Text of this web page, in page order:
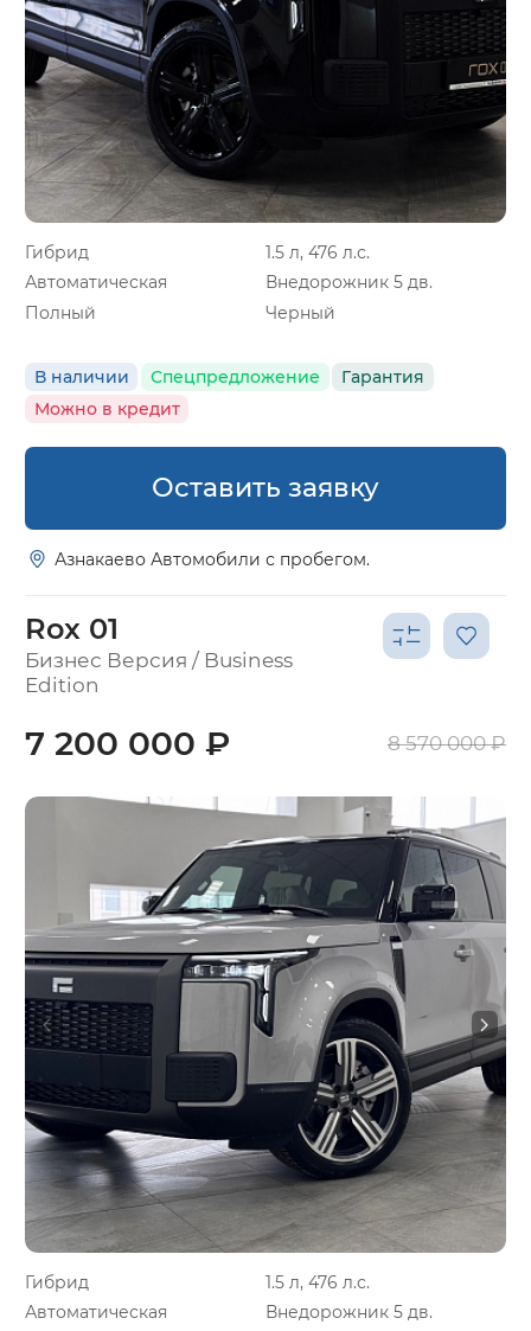
Гибрид
1.5 л, 476 л.с.
Автоматическая
Внедорожник 5 дв.
Полный
Черный
В наличии Спецпредложение
Гарантия
Можно в кредит
Оставить заявку
Азнакаево Автомобили с пробегом.
Rox 01
Бизнес Версия / Business
Edition
Гибрид
1.5 л, 476 л.с.
Автоматическая
Внедорожник 5 дв.
7 200 000 ₽ 8 570 000 ₽